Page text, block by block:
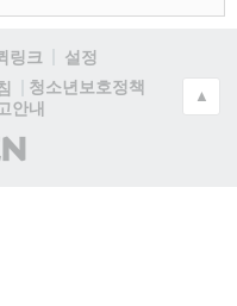
링크
설정
청소년보호정책
안내
▲